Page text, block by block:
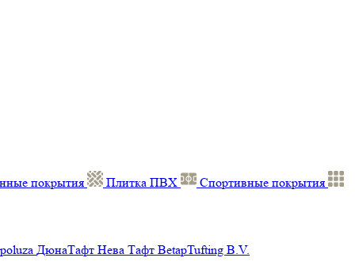
покрытия Плитка ПВХ
Спортивные покрытия
ДюнаТафт Нева Тафт BetapTufting B.V.